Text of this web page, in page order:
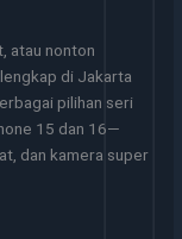
atau nonton
di Jakarta
pilihan seri
15 dan 16—
dan kamera super